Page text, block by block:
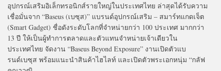
อุปกรณ์เสริมอิเล็กทรอนิกส์รายใหญ่ในประเทศไทย ล่าสุดได้รับความ
เชื่อมั่นจาก “Baseus (เบซุส)” แบรนด์อุปกรณ์เสริม – สมาร์ทแกดเจ็ต
(Smart Gadget) ชื่อดังระดับโลกที่จำหน่ายกว่า 100 ประเทศ มากกว่า
13 ปี ให้เป็นผู้ทำการตลาดและตัวแทนจำหน่ายเจ้าเดียวใน
ประเทศไทย จัดงาน “Baseus Beyond Exposure” งานเปิดตัวแบ
รนด์เบซุส พร้อมแนะนำสินค้าไฮไลท์ และเปิดตัวพระเอกหนุ่ม “กลัฟ